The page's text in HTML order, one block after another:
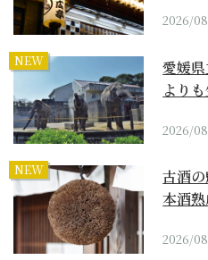
2026/
NEW
愛媛
より
2026/
NEW
古酒
本酒
2026/